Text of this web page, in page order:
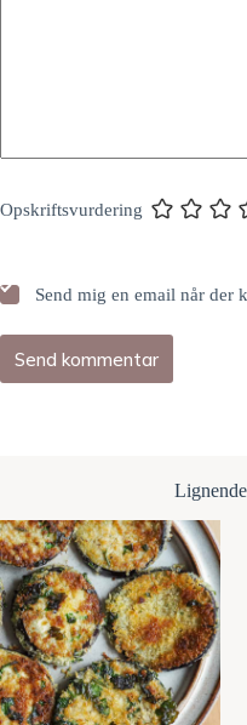
Opskriftsvurdering
Send mig en email når der
Send kommentar